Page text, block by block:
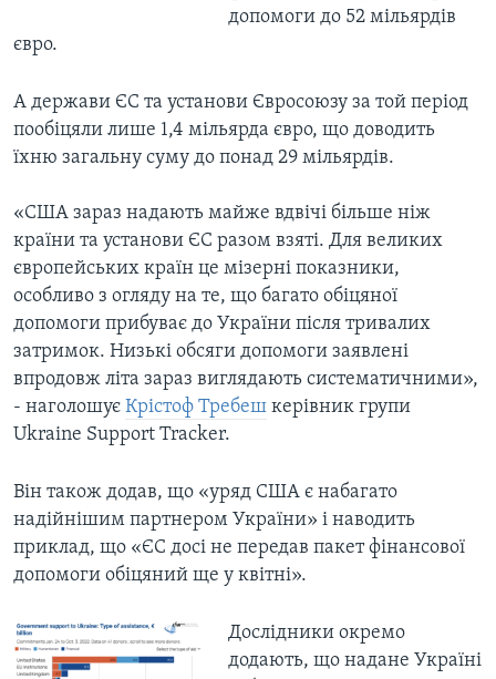
допомоги до 52 мільярдів
євро.
А держави ЄС та установи Євросоюзу за той період
пообіцяли лише 1,4 мільярда євро, що доводить
їхню загальну суму до понад 29 мільярдів.
«США зараз надають майже вдвічі більше ніж
країни та установи ЄС разом взяті. Для великих
європейських країн це мізерні показники,
особливо з огляду на те, що багато обіцяної
допомоги прибуває до України після тривалих
затримок. Низькі обсяги допомоги заявлені
впродовж літа зараз виглядають систематичними»,
- наголошує Крістоф Требеш керівник групи
Ukraine Support Tracker.
Він також додав, що «уряд США є набагато
надійнішим партнером України» і наводить
приклад, що «ЄС досі не передав пакет фінансової
допомоги обіцяний ще у квітні».
Дослідники окремо
додають, що надане Україні